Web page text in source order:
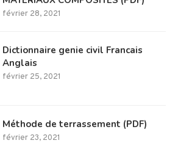
février 28, 2021
Dictionnaire genie civil Francais
Anglais
février 25, 2021
Méthode de terrassement (PDF)
février 23, 2021